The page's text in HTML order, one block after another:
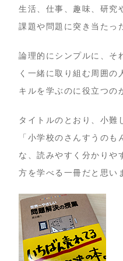
生活、仕事、趣味、研究
課題や問題に突き当たっ
論理的にシンプルに、そ
く一緒に取り組む周囲の
キルを学ぶのに役立つの
タイトルのとおり、小難
「小学校のさんすうのも
な、読みやすく分かりや
方を学べる一冊だと思い